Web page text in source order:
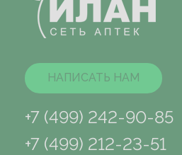
НАПИСАТЬ НАМ
+7 (499) 242-90-85
+7 (499) 212-23-51